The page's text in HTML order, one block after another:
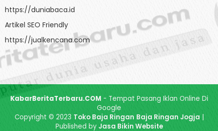
https://duniabaca.id
Artikel SEO Friendly
https://jualkencana.com
KabarBeritaTerbaru.COM- Tempat Pasang Iklan Online Di
Google
Copyright © 2023 Toko Baja Ringan Baja Ringan Jogja |
Published by Jasa Bikin Website